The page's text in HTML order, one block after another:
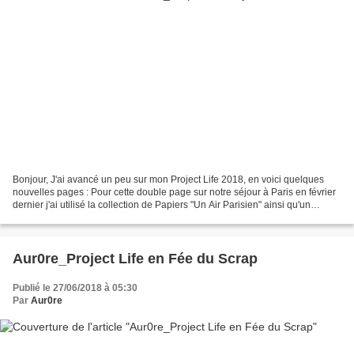
Bonjour, J'ai avancé un peu sur mon Project Life 2018, en voici quelques
nouvelles pages : Pour cette double page sur notre séjour à Paris en février
dernier j'ai utilisé la collection de Papiers "Un Air Parisien" ainsi qu'un
Aur0re_Project Life en Fée du Scrap
Publié le 27/06/2018 à 05:30
Par Aur0re